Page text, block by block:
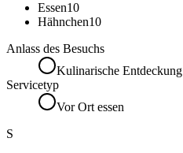
Essen10
Hähnchen10
Anlass des Besuchs
Kulinarische Entdeckung
Servicetyp
Vor Ort essen
S